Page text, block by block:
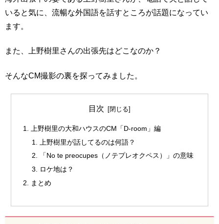
いると気に、流暢な外国語を話すところが話題になってい
ます。
また、上野樹里さんの出張先はどこなのか？
そんなCM撮影の裏を探ってみました。
目次
上野樹里の大和ハウスのCM「D-room」編
上野樹里が話してるのは何語？
「No te preocupes（ノテプレオクペス）」の意味
ロケ地は？
まとめ